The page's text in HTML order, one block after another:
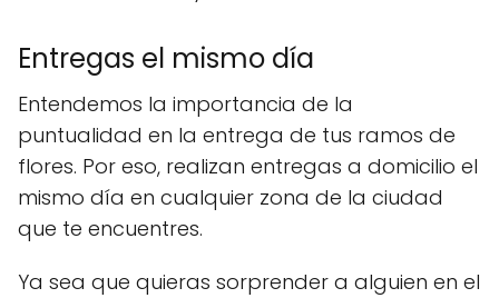
Entregas el mismo día
Entendemos la importancia de la
puntualidad en la entrega de tus ramos de
flores. Por eso, realizan entregas a domicilio el
mismo día en cualquier zona de la ciudad
que te encuentres.
Ya sea que quieras sorprender a alguien en el